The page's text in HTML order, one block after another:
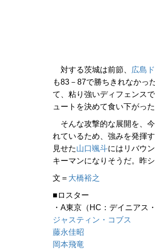
対する茨城は前節、 広島
も83－87で勝ちきれなかっ
て、粘り強いディフェンス
ュートを決めて食い下がった
そんな攻撃的な展開を、
れているため、強みを発揮
見せた山口颯斗にはリバウ
キーマンになりそうだ。昨
文＝ 大橋裕之
■ロスター
・A東京（HC：デイニアス
ジャスティン・コブス
藤永佳昭
岡本飛竜